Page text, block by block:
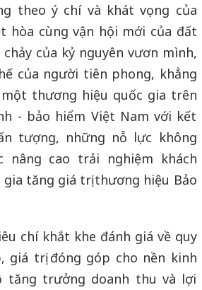
theo ý chí và khát vọng của
hòa cùng vận hội mới của đất
của kỷ nguyên vươn mình,
của người tiên phong, khẳng
thương hiệu quốc gia trên
- bảo hiểm Việt Nam với kết
tượng, những nỗ lực không
nâng cao trải nghiệm khách
gia tăng giá trị thương hiệu Bảo
chí khắt khe đánh giá về quy
giá trị đóng góp cho nền kinh
tăng trưởng doanh thu và lợi